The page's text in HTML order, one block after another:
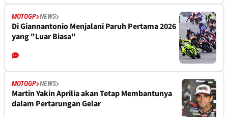
MOTOGP NEWS
Di Giannantonio Menjalani Paruh Pertama 2026
yang "Luar Biasa"
MOTOGP NEWS
Martin Yakin Aprilia akan Tetap Membantunya
dalam Pertarungan Gelar